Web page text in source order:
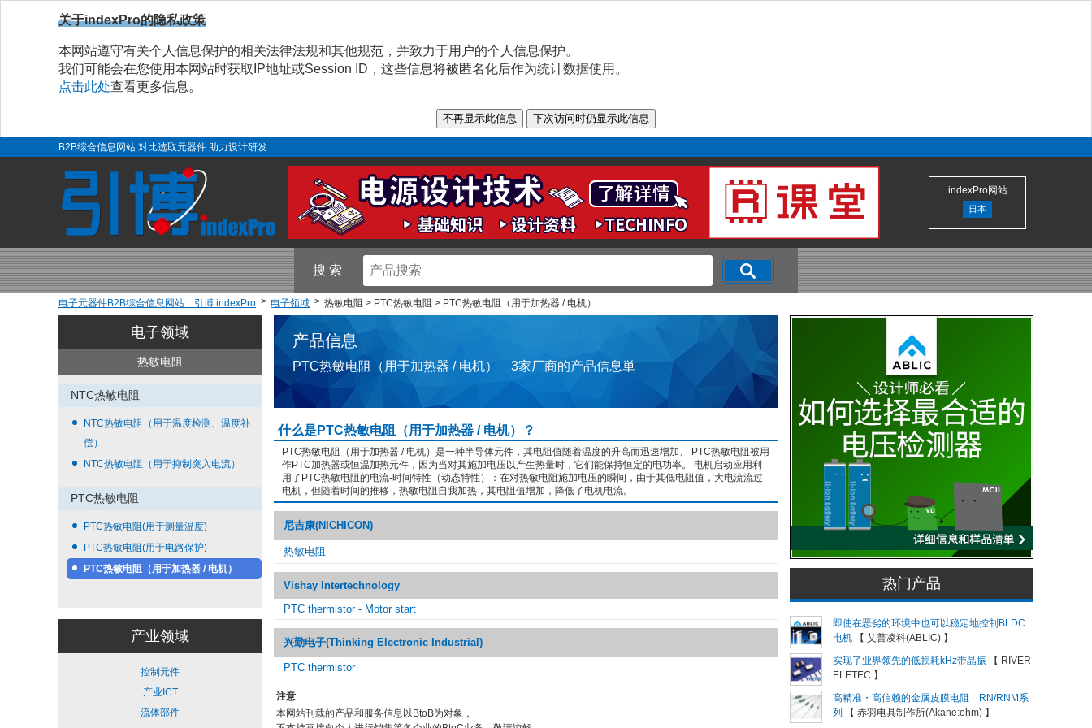
关于indexPro的隐私政策
本网站遵守有关个人信息保护的相关法律法规和其他规范，并致力于用户的个人信息保护。
我们可能会在您使用本网站时获取IP地址或Session ID，这些信息将被匿名化后作为统计数据使用。
点击此处查看更多信息。
B2B综合信息网站 对比选取元器件 助力设计研发
indexPro网站
日本
搜 索
电子元器件B2B综合信息网站 引博 indexPro 电子领域 热敏电阻 > PTC热敏电阻 > PTC热敏电阻（用于加热器 / 电机）
电子领域
热敏电阻
NTC热敏电阻
NTC热敏电阻（用于温度检测、温度补
偿）
NTC热敏电阻（用于抑制突入电流）
PTC热敏电阻
PTC热敏电阻(用于测量温度)
PTC热敏电阻(用于电路保护)
PTC热敏电阻（用于加热器 / 电机）
产业领域
控制元件
产业ICT
流体部件
产品信息
PTC热敏电阻（用于加热器 / 电机） 3家厂商的产品信息単
什么是PTC热敏电阻（用于加热器 / 电机）？
PTC热敏电阻（用于加热器 / 电机）是一种半导体元件，其电阻值随着温度的升高而迅速增加、 PTC热敏电阻被用
作PTC加热器或恒温加热元件，因为当对其施加电压以产生热量时，它们能保持恒定的电功率。 电机启动应用利
用了PTC热敏电阻的电流-时间特性（动态特性）：在对热敏电阻施加电压的瞬间，由于其低电阻值，大电流流过
电机，但随着时间的推移，热敏电阻自我加热，其电阻值增加，降低了电机电流。
尼吉康(NICHICON)
热敏电阻
Vishay Intertechnology
PTC thermistor - Motor start
兴勤电子(Thinking Electronic Industrial)
PTC thermistor
注意
本网站刊载的产品和服务信息以BtoB为对象，
热门产品
即使在恶劣的环境中也可以稳定地控制BLDC
电机
【 艾普凌科(ABLIC) 】
实现了业界领先的低损耗kHz带晶振
【 RIVER
ELETEC 】
高精准・高信赖的金属皮膜电阻 RN/RNM系
列
【 赤羽电具制作所(Akane:ohm) 】